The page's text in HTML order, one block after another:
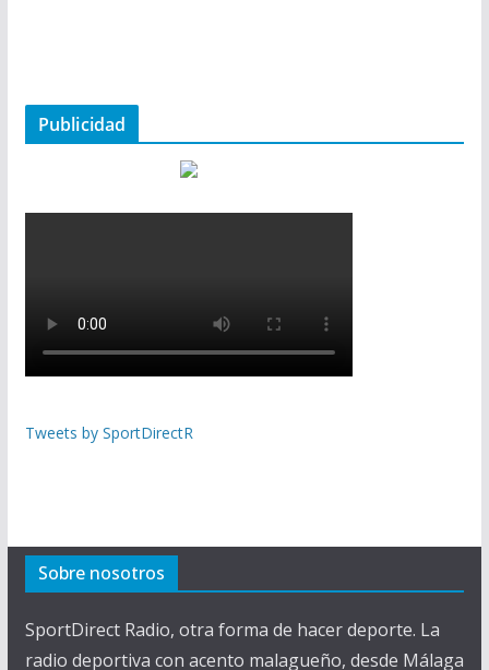
Publicidad
Tweets by SportDirectR
Sobre nosotros
SportDirect Radio, otra forma de hacer deporte. La
radio deportiva con acento malagueño, desde Málaga